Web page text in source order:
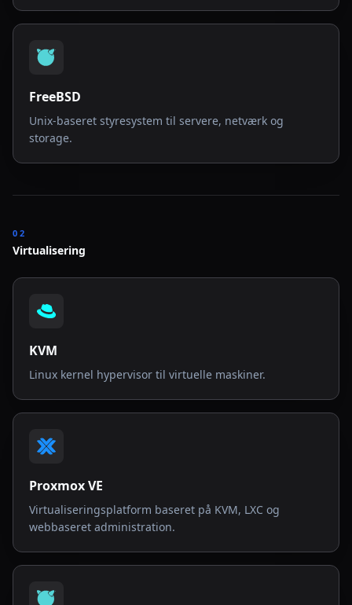
FreeBSD
Unix-baseret styresystem til servere, netværk og
storage.
02
Virtualisering
KVM
Linux kernel hypervisor til virtuelle maskiner.
Proxmox VE
Virtualiseringsplatform baseret på KVM, LXC og
webbaseret administration.